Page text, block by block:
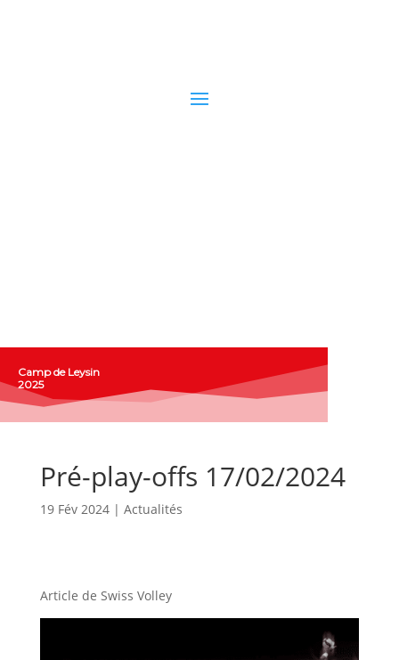
Camp de Leysin
2025
Pré-play-offs 17/02/2024
19 Fév 2024| Actualités
Article de Swiss Volley